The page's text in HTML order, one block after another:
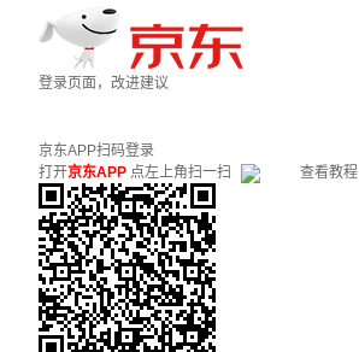
登录页面，改进建议
京东APP扫码登录
打开京东APP 点左上角扫一扫 查看教程